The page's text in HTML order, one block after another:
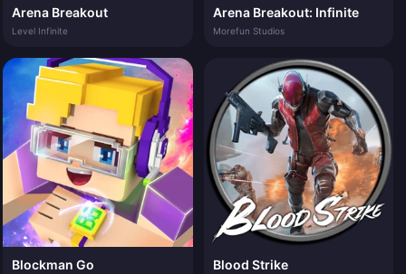
Arena Breakout
Level Infinite
Arena Breakout: Infinite
Morefun Studios
Blockman Go Blood Strike